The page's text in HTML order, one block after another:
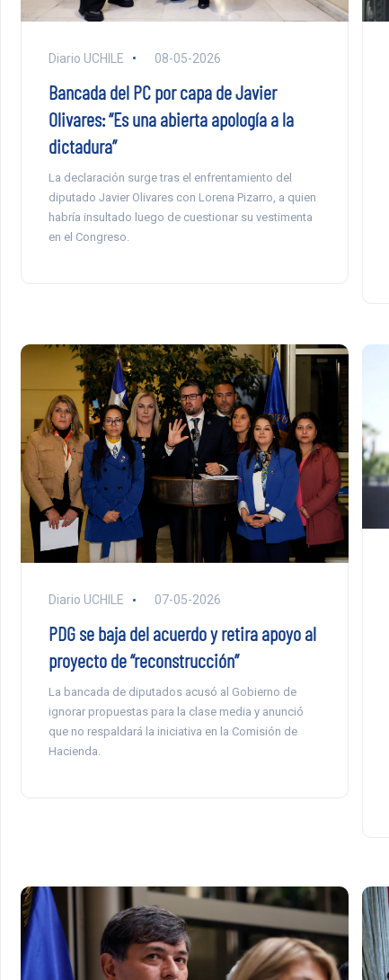
Diario UCHILE 08-05-2026
Bancada del PC por capa de Javier
Olivares: “Es una abierta apología a la
dictadura”
La declaración surge tras el enfrentamiento del
diputado Javier Olivares con Lorena Pizarro, a quien
habría insultado luego de cuestionar su vestimenta
en el Congreso.
Diario UCHILE 07-05-2026
PDG se baja del acuerdo y retira apoyo al
proyecto de “reconstrucción”
La bancada de diputados acusó al Gobierno de
ignorar propuestas para la clase media y anunció
que no respaldará la iniciativa en la Comisión de
Hacienda.